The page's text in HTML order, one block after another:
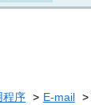
程序 E-mail